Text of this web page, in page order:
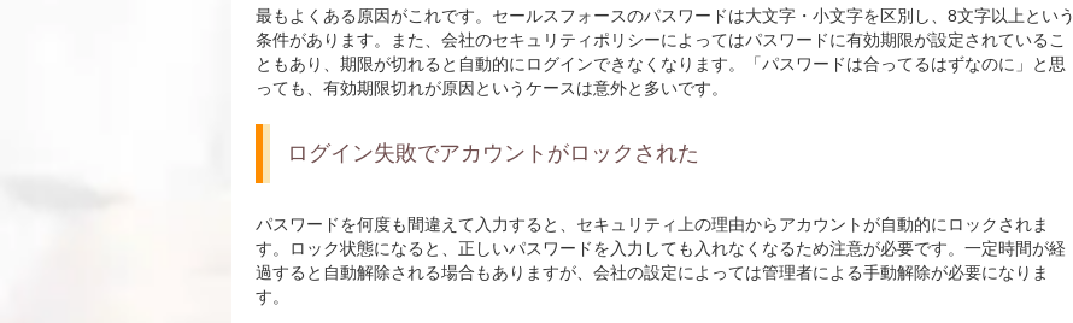
最もよくある原因がこれです。セールスフォースのパスワードは大文字・小文字を区別し、8文字以上という
条件があります。また、会社のセキュリティポリシーによってはパスワードに有効期限が設定されているこ
ともあり、期限が切れると自動的にログインできなくなります。「パスワードは合ってるはずなのに」と思
っても、有効期限切れが原因というケースは意外と多いです。
ログイン失敗でアカウントがロックされた
パスワードを何度も間違えて入力すると、セキュリティ上の理由からアカウントが自動的にロックされま
す。ロック状態になると、正しいパスワードを入力しても入れなくなるため注意が必要です。一定時間が経
過すると自動解除される場合もありますが、会社の設定によっては管理者による手動解除が必要になりま
す。